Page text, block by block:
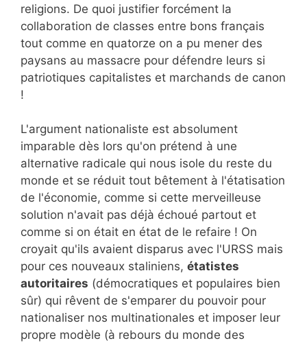
religions. De quoi justifier forcément la
collaboration de classes entre bons français
tout comme en quatorze on a pu mener des
paysans au massacre pour défendre leurs si
patriotiques capitalistes et marchands de canon
!
L'argument nationaliste est absolument
imparable dès lors qu'on prétend à une
alternative radicale qui nous isole du reste du
monde et se réduit tout bêtement à l'étatisation
de l'économie, comme si cette merveilleuse
solution n'avait pas déjà échoué partout et
comme si on était en état de le refaire ! On
croyait qu'ils avaient disparus avec l'URSS mais
pour ces nouveaux staliniens, étatistes
autoritaires (démocratiques et populaires bien
sûr) qui rêvent de s'emparer du pouvoir pour
nationaliser nos multinationales et imposer leur
propre modèle (à rebours du monde des